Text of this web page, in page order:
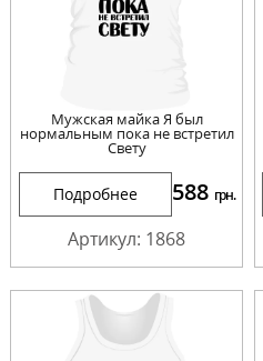
Мужская майка Я был
нормальным пока не встретил
Свету
Подробнее 588 грн.
Артикул: 1868